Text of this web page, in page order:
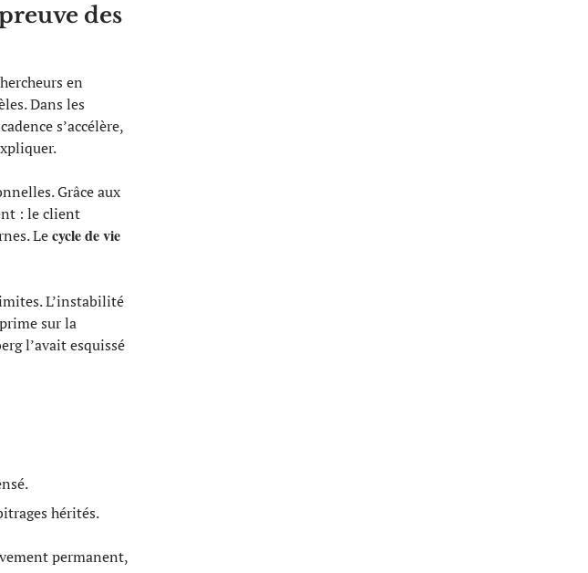
des
en
Dans les
s’accélère,
Grâce aux
: le client
Lecycle de vie
L’instabilité
prime sur la
l’avait esquissé
hérités.
permanent,